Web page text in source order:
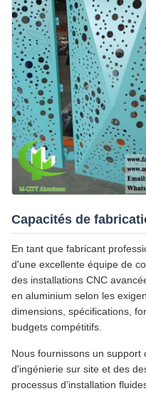
Capacités de
En tant que fabricant
d'une excellente équipe de
des installations CNC
en aluminium selon les
dimensions, spécifications,
budgets compétitifs.
Nous fournissons un
d'ingénierie sur site et des
processus d'installation